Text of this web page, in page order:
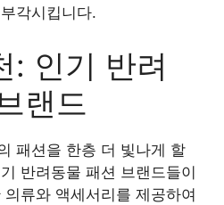
각시킵니다.
: 인기 반려
랜드
패션을 한층 더 빛나게 할
반려동물 패션 브랜드들이
류와 액세서리를 제공하여